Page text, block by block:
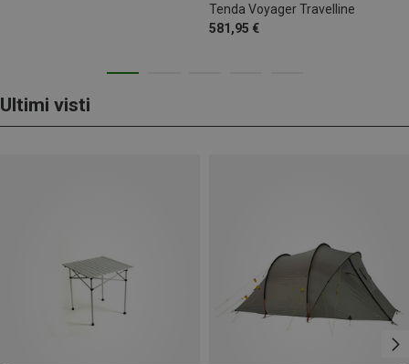
Tenda Voyager Travelline
581,95 €
Ultimi visti